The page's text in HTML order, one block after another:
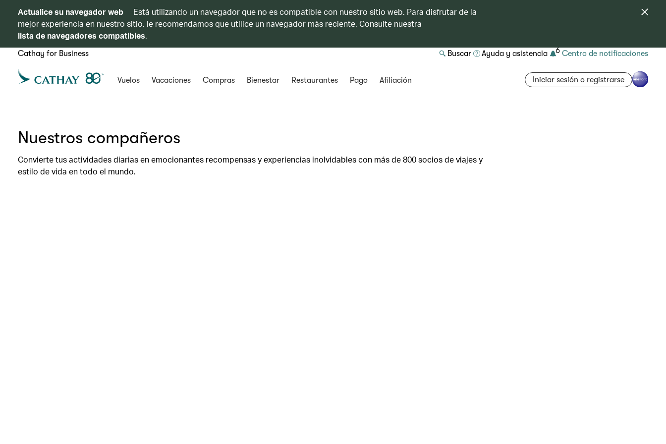
Actualice su navegador web
Está utilizando un navegador que no es compatible con nuestro sitio web. Para disfrutar de la
mejor experiencia en nuestro sitio, le recomendamos que utilice un navegador más reciente. Consulte nuestra
lista de navegadores compatibles.
Cathay for Business Buscar Ayuda y asistencia 6 Centro de notificaciones
Vuelos Vacaciones Compras Bienestar Restaurantes Pago Afiliación Iniciar sesión o registrarse
Nuestros compañeros
Convierte tus actividades diarias en emocionantes recompensas y experiencias inolvidables con más de 800 socios de viajes y
estilo de vida en todo el mundo.